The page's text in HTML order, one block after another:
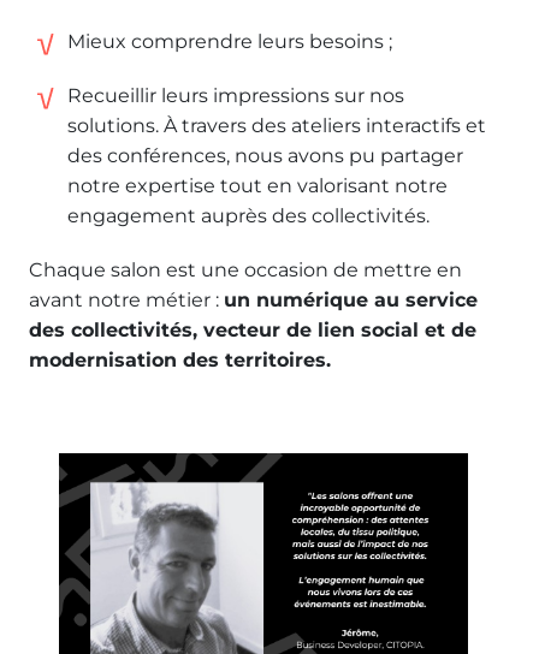
Mieux comprendre leurs besoins ;
Recueillir leurs impressions sur nos
solutions. À travers des ateliers interactifs et
des conférences, nous avons pu partager
notre expertise tout en valorisant notre
engagement auprès des collectivités.
Chaque salon est une occasion de mettre en
avant notre métier : un numérique au service
des collectivités, vecteur de lien social et de
modernisation des territoires.